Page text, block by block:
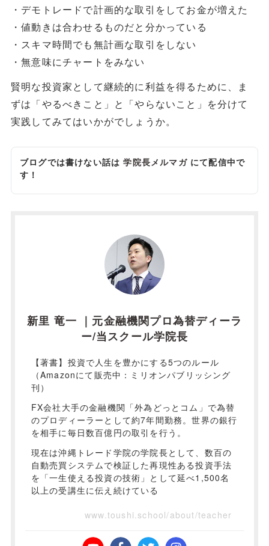
・デモトレードで計画的な取引をしてお金が増えた
・値動きは合わせるものだと分かっている
・スキマ時間でも無計画な取引をしない
・無意味にチャートをみない
賢明な投資家として継続的に利益を得るために、ま
ずは「やるべきこと」と「やらないこと」を分けて
実践してみてはいかがでしょうか。
ブログでは書けない話は学院長メルマガにて配信中で
す！
新里 竜一 ｜元金融機関プロ為替ディーラ
ー/当スクール学院長
【著書】投資で人生を豊かにする5つのルール
（Amazonにて販売中：ミリオンパブリッシング
刊）
FX会社大手の金融機関「外為どっとコム」で為替
のプロディーラーとして約7年間勤務。世界の銀行
を相手に毎日数百億円の取引を行う。
現在は沖縄トレード学院の学院長として、数百の
自動売買システムで検証した再現性ある投資手法
を「一生使える投資の技術」として延べ1,500名
以上の受講生に伝え続けている
www.toushi.school/about/teacher